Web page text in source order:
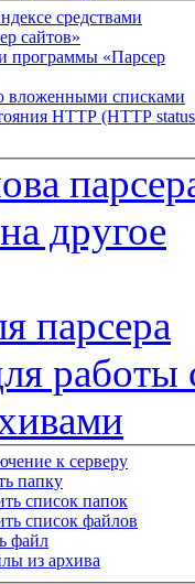
средствами
сайтов»
программы «Парсер
вложенными списками
HTTP (HTTP status
другое
парсера
работы
к серверу
папку
список папок
список файлов
файл
из архива